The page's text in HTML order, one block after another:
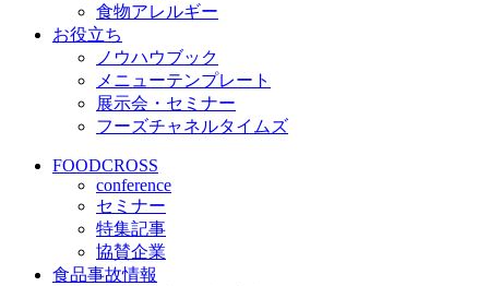
食物アレルギー
お役立ち
ノウハウブック
メニューテンプレート
展示会・セミナー
フーズチャネルタイムズ
FOODCROSS
conference
セミナー
特集記事
協賛企業
食品事故情報